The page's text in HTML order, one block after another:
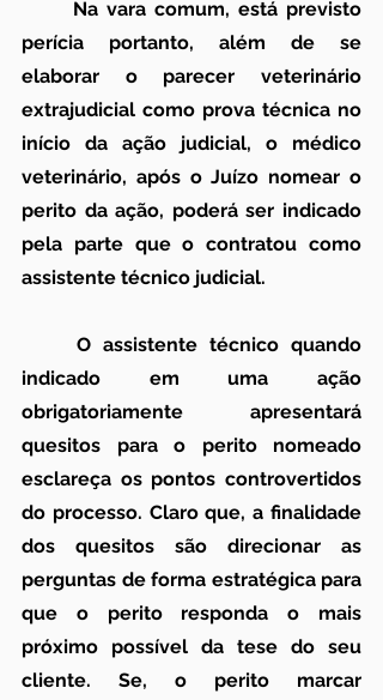
perícia portanto, além de se
elaborar o parecer veterinário
extrajudicial como prova técnica no
início da ação judicial, o médico
veterinário, após o Juízo nomear o
perito da ação, poderá ser indicado
pela parte que o contratou como
assistente técnico judicial.
indicado em uma ação
obrigatoriamente apresentará
quesitos para o perito nomeado
esclareça os pontos controvertidos
do processo. Claro que, a finalidade
dos quesitos são direcionar as
perguntas de forma estratégica para
que o perito responda o mais
próximo possível da tese do seu
cliente. Se, o perito marcar